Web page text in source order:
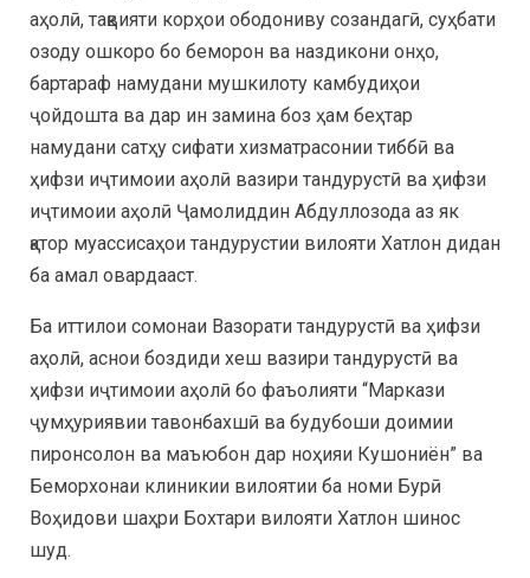
аҳолӣ, тақвияти корҳои ободониву созандагӣ, суҳбати
озоду ошкоро бо беморон ва наздикони онҳо,
бартараф намудани мушкилоту камбудиҳои
ҷойдошта ва дар ин замина боз ҳам беҳтар
намудани сатҳу сифати хизматрасонии тиббӣ ва
ҳифзи иҷтимоии аҳолӣ вазири тандурустӣ ва ҳифзи
иҷтимоии аҳолӣ Ҷамолиддин Абдуллозода аз як
қатор муассисаҳои тандурустии вилояти Хатлон дидан
ба амал овардааст.
Ба иттилои сомонаи Вазорати тандурустӣ ва ҳифзи
аҳолӣ, аснои боздиди хеш вазири тандурустӣ ва
ҳифзи иҷтимоии аҳолӣ бо фаъолияти “Маркази
ҷумҳуриявии тавонбахшӣ ва будубоши доимии
пиронсолон ва маъюбон дар ноҳияи Кушониён” ва
Беморхонаи клиникии вилоятии ба номи Бурӣ
Воҳидови шаҳри Бохтари вилояти Хатлон шинос
шуд.